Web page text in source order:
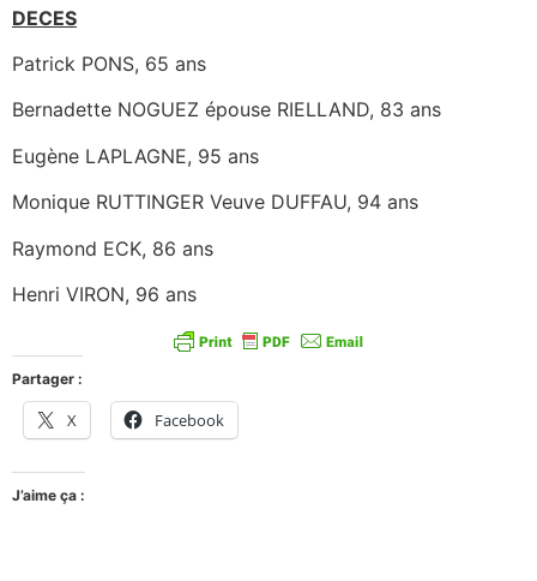
DECES
Patrick PONS, 65 ans
Bernadette NOGUEZ épouse RIELLAND, 83 ans
Eugène LAPLAGNE, 95 ans
Monique RUTTINGER Veuve DUFFAU, 94 ans
Raymond ECK, 86 ans
Henri VIRON, 96 ans
Partager :
X Facebook
J’aime ça :